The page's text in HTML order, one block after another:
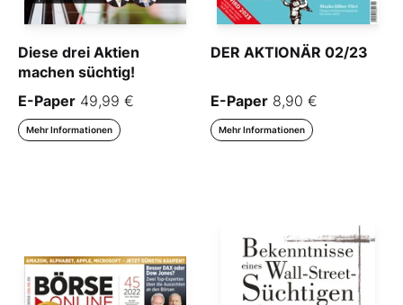
Diese drei Aktien
machen süchtig!
E-Paper 49,99 €
Mehr Informationen
DER AKTIONÄR 02/23
E-Paper 8,90 €
Mehr Informationen